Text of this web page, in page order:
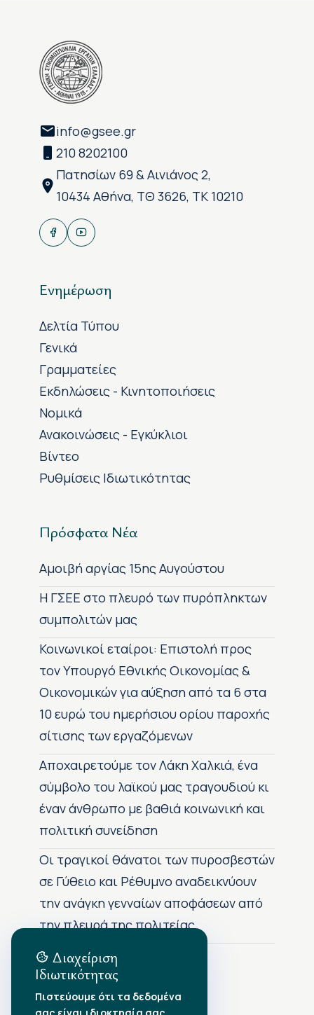
info@gsee.gr
210 8202100
Πατησίων 69 & Αινιάνος 2,
10434 Αθήνα, ΤΘ 3626, ΤΚ 10210
Ενημέρωση
Δελτία Τύπου
Γενικά
Γραμματείες
Εκδηλώσεις - Κινητοποιήσεις
Νομικά
Ανακοινώσεις - Εγκύκλιοι
Βίντεο
Ρυθμίσεις Ιδιωτικότητας
Πρόσφατα Νέα
Αμοιβή αργίας 15ης Αυγούστου
H ΓΣΕΕ στο πλευρό των πυρόπληκτων
συμπολιτών μας
Κοινωνικοί εταίροι: Επιστολή προς
τον Υπουργό Εθνικής Οικονομίας &
Οικονομικών για αύξηση από τα 6 στα
10 ευρώ του ημερήσιου ορίου παροχής
σίτισης των εργαζόμενων
Αποχαιρετούμε τον Λάκη Χαλκιά, ένα
σύμβολο του λαϊκού μας τραγουδιού κι
έναν άνθρωπο με βαθιά κοινωνική και
πολιτική συνείδηση
Οι τραγικοί θάνατοι των πυροσβεστών
σε Γύθειο και Ρέθυμνο αναδεικνύουν
την ανάγκη γενναίων αποφάσεων από
την πλευρά της πολιτείας
Αρχείο Δημοσιεύσεων
Διαχείριση
Ιδιωτικότητας
Πιστεύουμε ότι τα δεδομένα